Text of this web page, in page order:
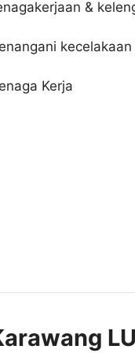
&
Kerja